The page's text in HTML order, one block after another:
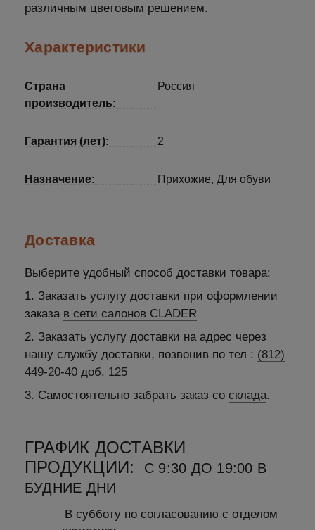
различным цветовым решением.
Характеристики
Страна
производитель:
Россия
Гарантия (лет): 2
Назначение: Прихожие, Для обуви
Доставка
Выберите удобный способ доставки товара:
1. Заказать услугу доставки при оформлении
заказа в сети салонов CLADER
2. Заказать услугу доставки на адрес через
нашу службу доставки, позвонив по тел : (812)
449-20-40 доб. 125
3. Самостоятельно забрать заказ со склада.
ГРАФИК ДОСТАВКИ
ПРОДУКЦИИ:
С 9:30 ДО 19:00 В
БУДНИЕ ДНИ
В субботу по согласованию с отделом